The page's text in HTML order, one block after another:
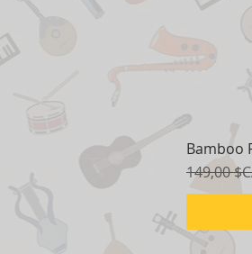
Bamboo
Prix
149,00